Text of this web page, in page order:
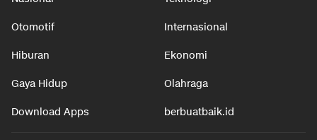
Otomotif Internasional
Hiburan Ekonomi
Gaya Hidup Olahraga
Download Apps berbuatbaik.id